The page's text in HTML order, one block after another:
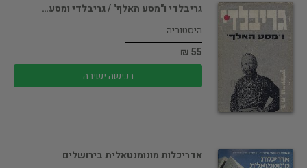
גריבלדי ו"מסע האלף" / גריבלדי ומסע…
היסטוריה
55 ₪
רכישה ישירה
אדריכלות מונומנטאלית בירושלים